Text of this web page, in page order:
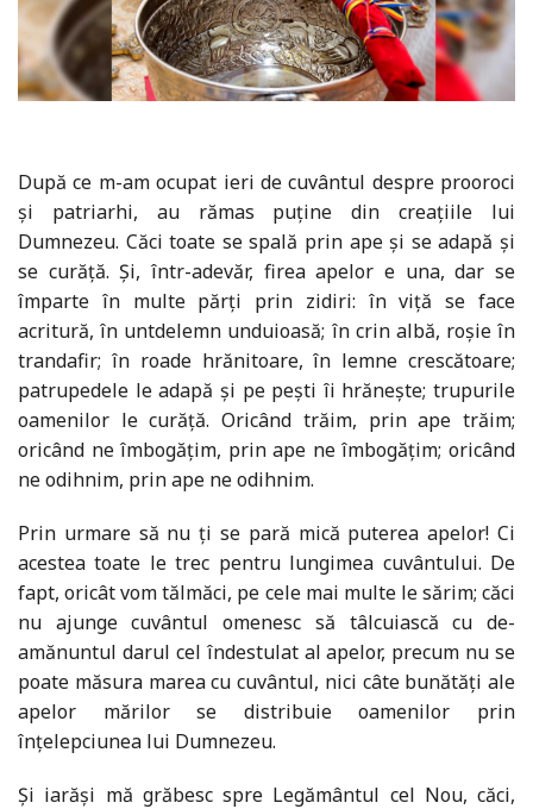
După ce m-am ocupat ieri de cuvântul despre prooroci
și patriarhi, au rămas puține din creațiile lui
Dumnezeu. Căci toate se spală prin ape și se adapă și
se curăță. Și, într-adevăr, firea apelor e una, dar se
împarte în multe părți prin zidiri: în viță se face
acritură, în untdelemn unduioasă; în crin albă, roșie în
trandafir; în roade hrănitoare, în lemne crescătoare;
patrupedele le adapă și pe pești îi hrănește; trupurile
oamenilor le curăță. Oricând trăim, prin ape trăim;
oricând ne îmbogățim, prin ape ne îmbogățim; oricând
ne odihnim, prin ape ne odihnim.
Prin urmare să nu ți se pară mică puterea apelor! Ci
acestea toate le trec pentru lungimea cuvântului. De
fapt, oricât vom tălmăci, pe cele mai multe le sărim; căci
nu ajunge cuvântul omenesc să tâlcuiască cu de-
amănuntul darul cel îndestulat al apelor, precum nu se
poate măsura marea cu cuvântul, nici câte bunătăți ale
apelor mărilor se distribuie oamenilor prin
înțelepciunea lui Dumnezeu.
Și iarăși mă grăbesc spre Legământul cel Nou, căci,